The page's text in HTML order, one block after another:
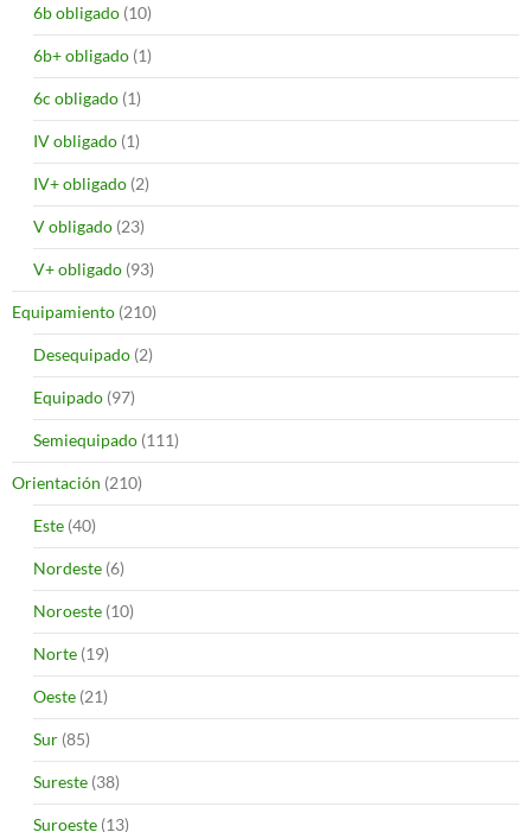
6b obligado (10)
6b+ obligado (1)
6c obligado (1)
IV obligado (1)
IV+ obligado (2)
V obligado (23)
V+ obligado (93)
Equipamiento (210)
Desequipado (2)
Equipado (97)
Semiequipado (111)
Orientación (210)
Este (40)
Nordeste (6)
Noroeste (10)
Norte (19)
Oeste (21)
Sur (85)
Sureste (38)
Suroeste (13)